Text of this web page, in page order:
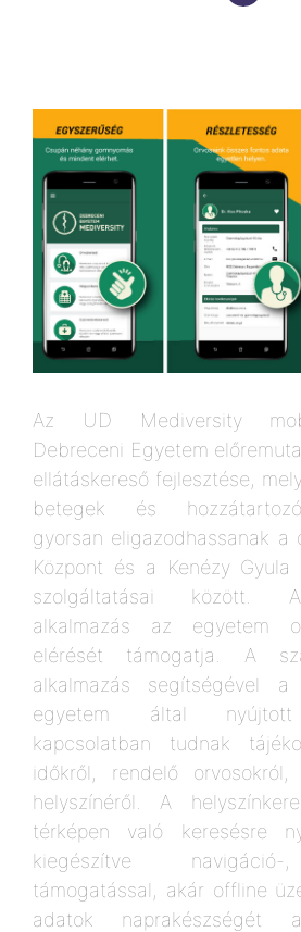
Az UD Mediversity
Debreceni Egyetem
ellátáskereső fejlesztése,
betegek és
gyorsan eligazodhassanak a
Központ és a Kenézy Gyula
szolgáltatásai között.
alkalmazás az egyetem
elérését támogatja. A
alkalmazás segítségével a
egyetem által nyújtott
kapcsolatban tudnak
időkről, rendelő
helyszínéről. A
térképen való keresésre
kiegészítve
támogatással, akár offline
adatok naprakészségét